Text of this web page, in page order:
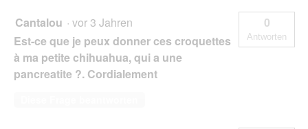
Cantalou · vor 3 Jahren
Est-ce que je peux donner ces croquettes
à ma petite chihuahua, qui a une
pancreatite ?. Cordialement
0
Antworten